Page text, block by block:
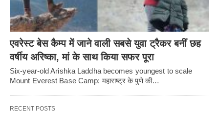
एवरेस्ट बेस कैम्प में जाने वाली सबसे युवा ट्रैकर बनीं छह
वर्षीय अरिष्का, मां के साथ किया सफर पूरा
Six-year-old Arishka Laddha becomes youngest to scale
Mount Everest Base Camp: महाराष्ट्र के पुणे की…
RECENT POSTS